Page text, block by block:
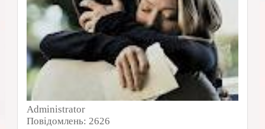
Administrator
Повідомлень: 2626